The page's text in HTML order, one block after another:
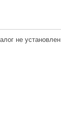
не установлен